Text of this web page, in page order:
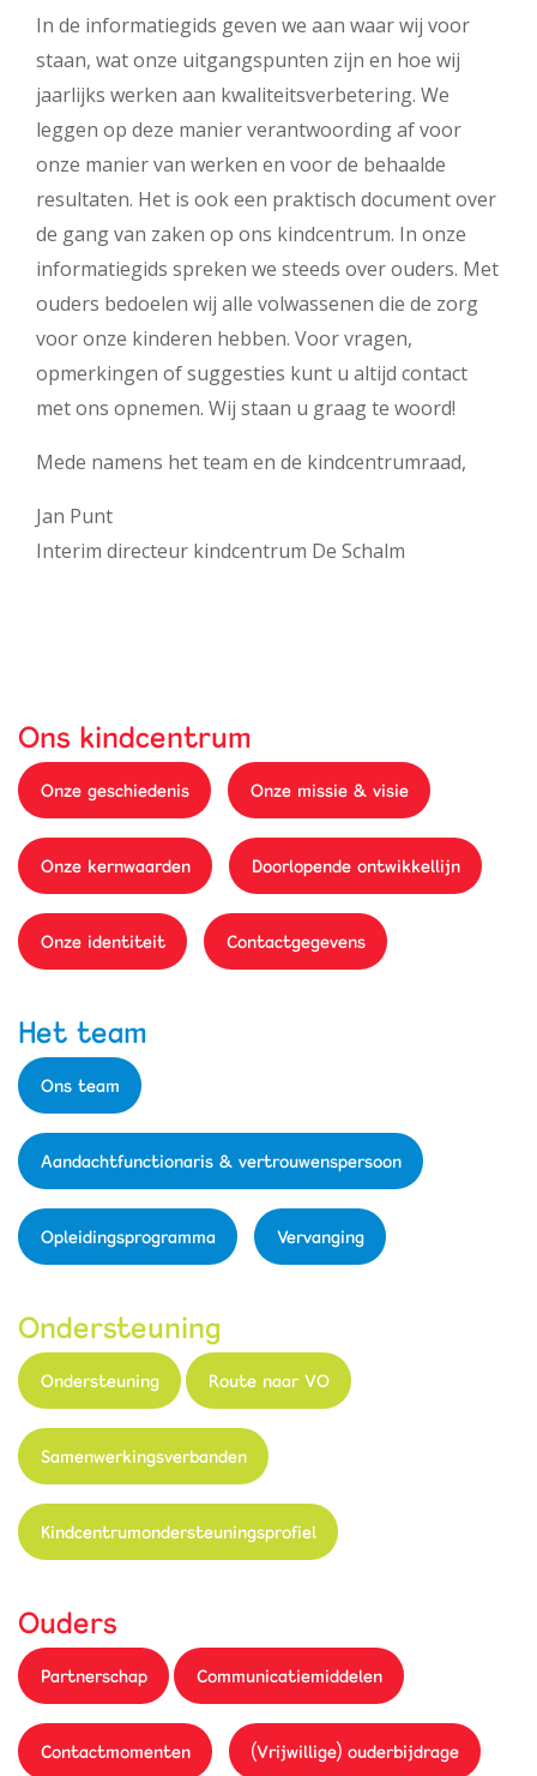
In de informatiegids geven we aan waar wij voor
staan, wat onze uitgangspunten zijn en hoe wij
jaarlijks werken aan kwaliteitsverbetering. We
leggen op deze manier verantwoording af voor
onze manier van werken en voor de behaalde
resultaten. Het is ook een praktisch document over
de gang van zaken op ons kindcentrum. In onze
informatiegids spreken we steeds over ouders. Met
ouders bedoelen wij alle volwassenen die de zorg
voor onze kinderen hebben. Voor vragen,
opmerkingen of suggesties kunt u altijd contact
met ons opnemen. Wij staan u graag te woord!
Mede namens het team en de kindcentrumraad,
Jan Punt
Interim directeur kindcentrum De Schalm
Ons kindcentrum
Onze geschiedenis Onze missie & visie
Onze kernwaarden Doorlopende ontwikkellijn
Onze identiteit Contactgegevens
Het team
Ons team
Aandachtfunctionaris & vertrouwenspersoon
Opleidingsprogramma Vervanging
Ondersteuning
Ondersteuning Route naar VO
Samenwerkingsverbanden
Kindcentrumondersteuningsprofiel
Ouders
Partnerschap Communicatiemiddelen
Contactmomenten (Vrijwillige) ouderbijdrage